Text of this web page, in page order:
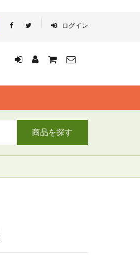
ログイン
商品を探す